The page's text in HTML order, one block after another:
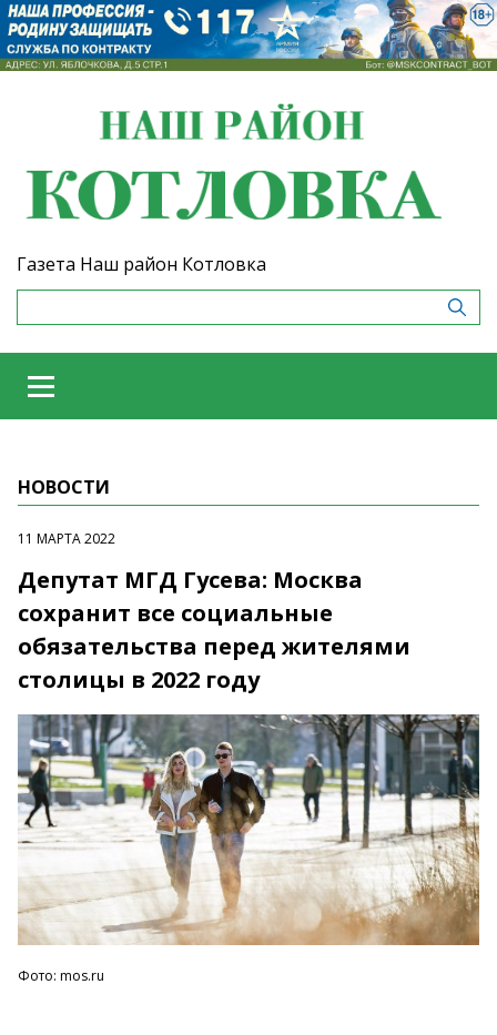
Газета Наш район Котловка
НОВОСТИ
11 МАРТА 2022
Депутат МГД Гусева: Москва
сохранит все социальные
обязательства перед жителями
столицы в 2022 году
Фото: mos.ru